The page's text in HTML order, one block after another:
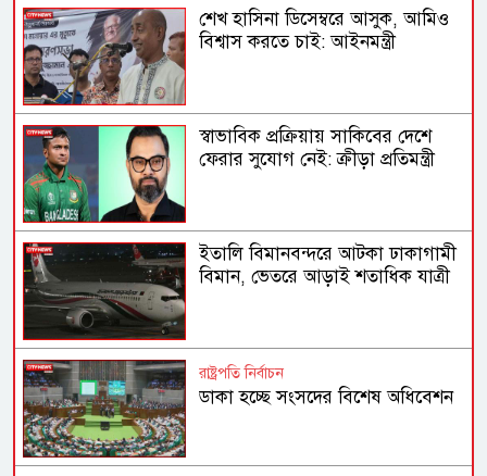
শেখ হাসিনা ডিসেম্বরে আসুক, আমিও
বিশ্বাস করতে চাই: আইনমন্ত্রী
স্বাভাবিক প্রক্রিয়ায় সাকিবের দেশে
ফেরার সুযোগ নেই: ক্রীড়া প্রতিমন্ত্রী
ইতালি বিমানবন্দরে আটকা ঢাকাগামী
বিমান, ভেতরে আড়াই শতাধিক যাত্রী
রাষ্ট্রপতি নির্বাচন
ডাকা হচ্ছে সংসদের বিশেষ অধিবেশন